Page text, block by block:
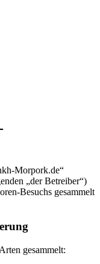
Morpork.de“
„der Betreiber“)
Besuchs gesammelt
gesammelt: